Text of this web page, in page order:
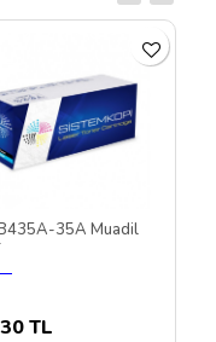
35A Muadil
TL